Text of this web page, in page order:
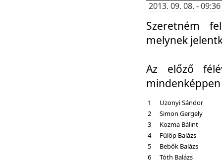
2013. 09. 08. -
Szeretném
melynek
Az előző
1
Uzonyi Sándor
2
Simon Gergely
3
Kozma Bálint
4
Fülöp Balázs
5
Bebők Balázs
6
Tóth Balázs